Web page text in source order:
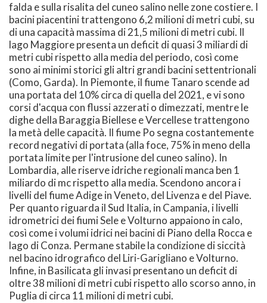
falda e sulla risalita del cuneo salino nelle zone costiere. I
bacini piacentini trattengono 6,2 milioni di metri cubi, su
di una capacità massima di 21,5 milioni di metri cubi. Il
lago Maggiore presenta un deficit di quasi 3 miliardi di
metri cubi rispetto alla media del periodo, così come
sono ai minimi storici gli altri grandi bacini settentrionali
(Como, Garda). In Piemonte, il fiume Tanaro scende ad
una portata del 10% circa di quella del 2021, e vi sono
corsi d'acqua con flussi azzerati o dimezzati, mentre le
dighe della Baraggia Biellese e Vercellese trattengono
la metà delle capacità. Il fiume Po segna costantemente
record negativi di portata (alla foce, 75% in meno della
portata limite per l'intrusione del cuneo salino). In
Lombardia, alle riserve idriche regionali manca ben 1
miliardo di mc rispetto alla media. Scendono ancora i
livelli del fiume Adige in Veneto, del Livenza e del Piave.
Per quanto riguarda il Sud Italia, in Campania, i livelli
idrometrici dei fiumi Sele e Volturno appaiono in calo,
così come i volumi idrici nei bacini di Piano della Rocca e
lago di Conza. Permane stabile la condizione di siccità
nel bacino idrografico del Liri-Garigliano e Volturno.
Infine, in Basilicata gli invasi presentano un deficit di
oltre 38 milioni di metri cubi rispetto allo scorso anno, in
Puglia di circa 11 milioni di metri cubi.